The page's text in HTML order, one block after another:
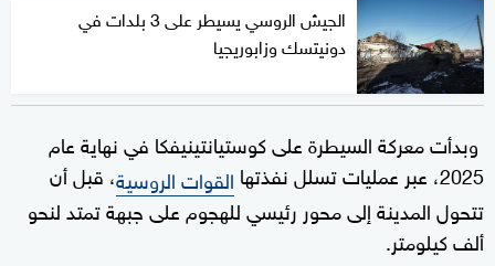
الجيش الروسي يسيطر على 3 بلدات في
دونيتسك وزابوريجيا
وبدأت معركة السيطرة على كوستيانتينيفكا في نهاية عام
2025، عبر عمليات تسلل نفذتها
القوات الروسية، قبل أن
تتحول المدينة إلى محور رئيسي للهجوم على جبهة تمتد لنحو
ألف كيلومتر.